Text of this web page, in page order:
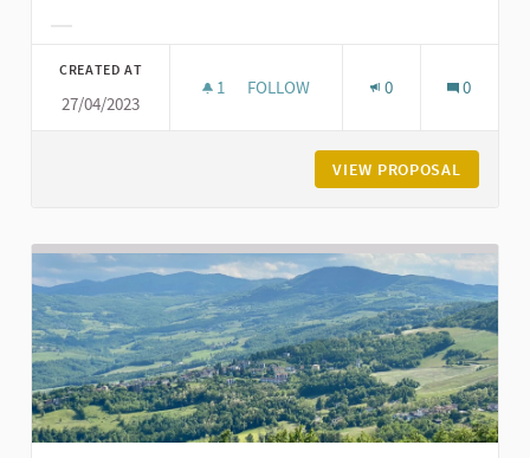
CREATED AT
27/04/2023
1 1 FOLLOWER
FOLLOW 0 0
VIEW PROPOSAL